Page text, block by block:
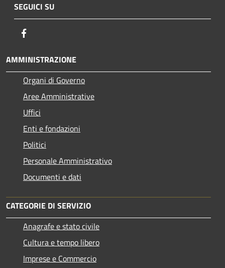
SEGUICI SU
AMMINISTRAZIONE
Organi di Governo
Aree Amministrative
Uffici
Enti e fondazioni
Politici
Personale Amministrativo
Documenti e dati
CATEGORIE DI SERVIZIO
Anagrafe e stato civile
Cultura e tempo libero
Imprese e Commercio